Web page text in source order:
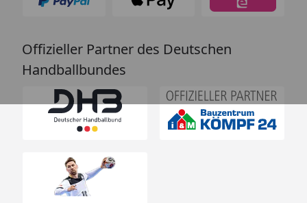
Offizieller Partner des Deutschen
Handballbundes